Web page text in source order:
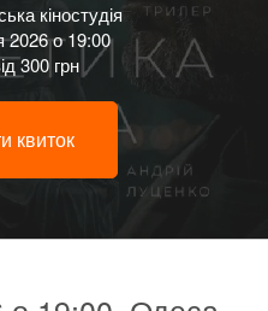
кіностудія
2026 о 19:00
300 грн
квиток